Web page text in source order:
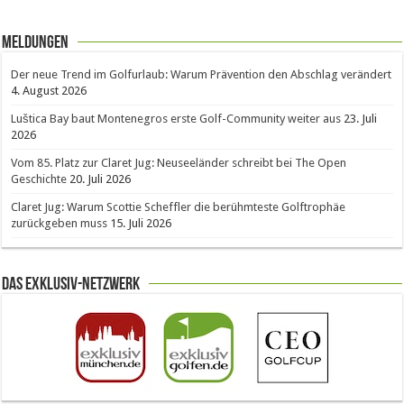
Meldungen
Der neue Trend im Golfurlaub: Warum Prävention den Abschlag verändert
4. August 2026
Luštica Bay baut Montenegros erste Golf-Community weiter aus 23. Juli
2026
Vom 85. Platz zur Claret Jug: Neuseeländer schreibt bei The Open
Geschichte 20. Juli 2026
Claret Jug: Warum Scottie Scheffler die berühmteste Golftrophäe
zurückgeben muss 15. Juli 2026
Das Exklusiv-Netzwerk